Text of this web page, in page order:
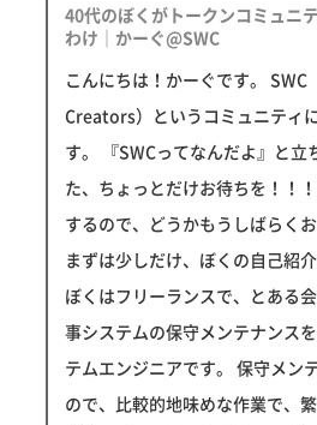
40代のぼくがトークンコミュニ
わけ｜かーぐ@SWC
こんにちは！かーぐです。
Creators）というコミュニティ
す。 『SWCってなんだよ』と立
た、ちょっとだけお待ちを！！
するので、どうかもうしばらく
まずは少しだけ、ぼくの自己紹
ぼくはフリーランスで、とある
事システムの保守メンテナンス
テムエンジニアです。 保守メン
ので、比較的地味めな作業で、